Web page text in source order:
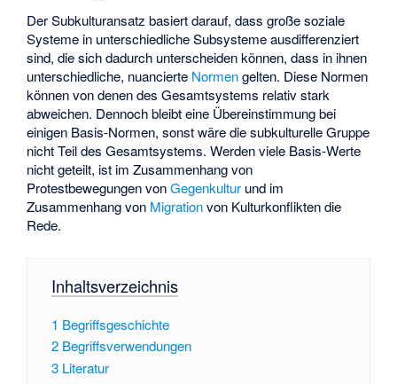
Der Subkulturansatz basiert darauf, dass große soziale
Systeme in unterschiedliche Subsysteme ausdifferenziert
sind, die sich dadurch unterscheiden können, dass in ihnen
unterschiedliche, nuancierte Normengelten. Diese Normen
können von denen des Gesamtsystems relativ stark
abweichen. Dennoch bleibt eine Übereinstimmung bei
einigen Basis-Normen, sonst wäre die subkulturelle Gruppe
nicht Teil des Gesamtsystems. Werden viele Basis-Werte
nicht geteilt, ist im Zusammenhang von
Protestbewegungen vonGegenkultur und im
Zusammenhang von Migrationvon Kulturkonfliktendie
Rede.
Inhaltsverzeichnis
1 Begriffsgeschichte
2 Begriffsverwendungen
3 Literatur